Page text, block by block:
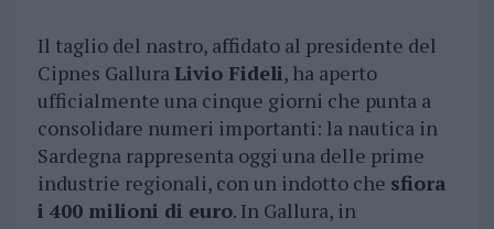
Il taglio del nastro, affidato al presidente del
Cipnes GalluraLivio Fideli, ha aperto
ufficialmente una cinque giorni che punta a
consolidare numeri importanti: la nautica in
Sardegna rappresenta oggi una delle prime
industrie regionali, con un indotto che sfiora
i 400 milioni di euro. In Gallura, in